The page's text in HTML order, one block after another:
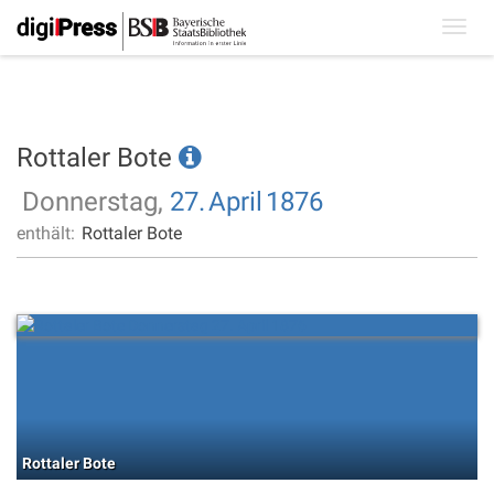
Rottaler Bote
Donnerstag, 27.April 1876
enthält: Rottaler Bote
Rottaler Bote